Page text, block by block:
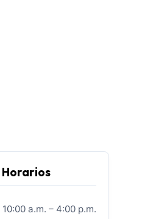
10:00 a.m. – 4:00 p.m.